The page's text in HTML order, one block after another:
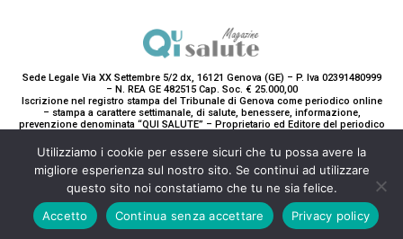
Sede Legale Via XX Settembre 5/2 dx, 16121 Genova (GE) – P. Iva 02391480999
– N. REA GE 482515 Cap. Soc. € 25.000,00
Iscrizione nel registro stampa del Tribunale di Genova come periodico online
– stampa a carattere settimanale, di salute, benessere, informazione,
prevenzione denominata “QUI SALUTE” – Proprietario ed Editore del periodico
Paola Gavarone. (Iscrizione registro stampa R.V. 5663/2020 Reg. Stampa
N.14/2020 Cron. 890/2020).
2020-2025© Teddy Luxury SRL
Utilizziamo i cookie per essere sicuri che tu possa avere la
migliore esperienza sul nostro sito. Se continui ad utilizzare
questo sito noi constatiamo che tu ne sia felice.
Accetto
Continua senza accettare Privacy policy